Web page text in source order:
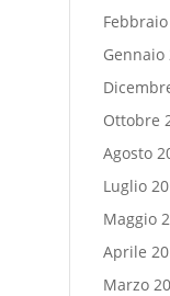
Gennaio
Ottobre
Agosto
Luglio
Maggio
Aprile
Marzo